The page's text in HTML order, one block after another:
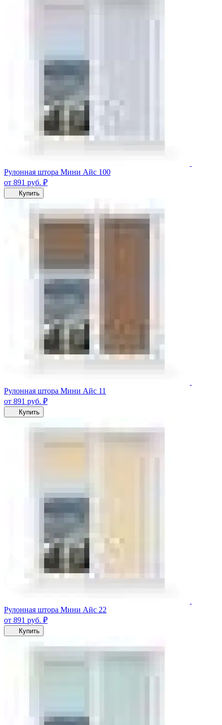
Рулонная штора Мини Айс 100
от 891 руб. ₽
Купить
Рулонная штора Мини Айс 11
от 891 руб. ₽
Купить
Рулонная штора Мини Айс 22
от 891 руб. ₽
Купить